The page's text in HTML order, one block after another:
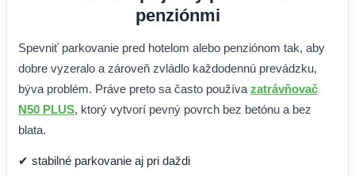
penziónmi
Spevniť parkovanie pred hotelom alebo penziónom tak, aby
dobre vyzeralo a zároveň zvládlo každodennú prevádzku,
býva problém. Práve preto sa často používa zatrávňovač
N50 PLUS, ktorý vytvorí pevný povrch bez betónu a bez
blata.
✔ stabilné parkovanie aj pri daždi